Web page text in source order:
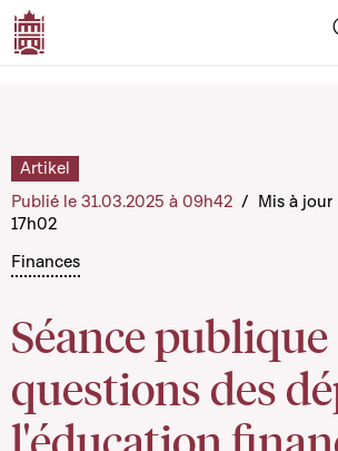
Finances
Séance publique
questions des
l'éducation
Artikel
Publié le 31.03.2025 à 09h42 / Mis à jour
17h02